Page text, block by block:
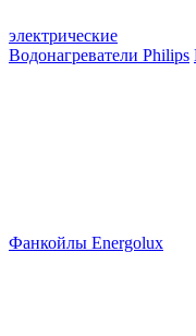
электрические
Водонагреватели Philips
Фанкойлы Energolux